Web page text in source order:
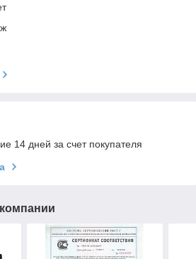
14 дней за счет покупателя